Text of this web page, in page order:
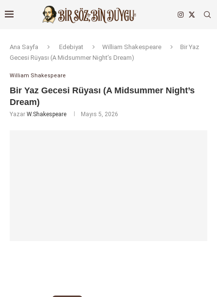
Ana Sayfa Edebiyat William Shakespeare
Bir Yaz
Gecesi Rüyası (A Midsummer Night’s Dream)
William Shakespeare
Bir Yaz Gecesi Rüyası (A Midsummer Night’s
Dream)
Yazar W.Shakespeare Mayıs 5, 2026